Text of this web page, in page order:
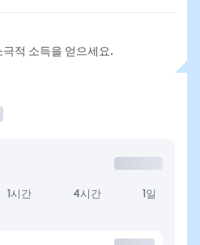
적 소득을 얻으세요.
1시간 4시간 1일